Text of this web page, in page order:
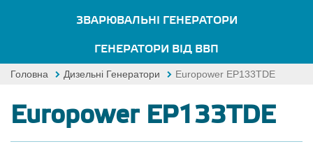
ЗВАРЮВАЛЬНІ ГЕНЕРАТОРИ
ГЕНЕРАТОРИ ВІД ВВП
Головна Дизельні Генератори Europower EP133TDE
Europower EP133TDE